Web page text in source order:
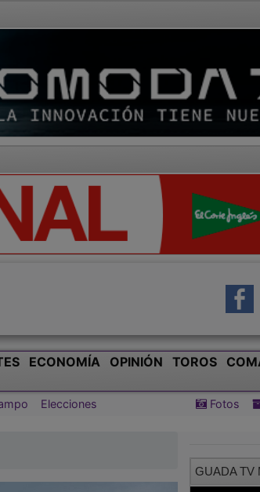
ECONOMÍA OPINIÓN TOROS
Elecciones Fotos
GUADA TV